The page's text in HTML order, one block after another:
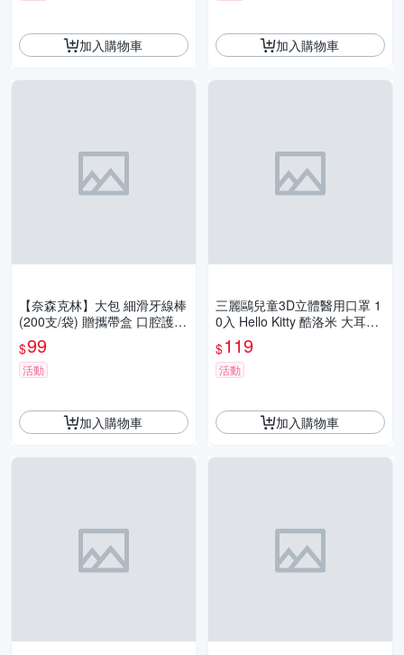
加入購物車 加入購物車
【奈森克林】大包 細滑牙線棒
(200支/袋) 贈攜帶盒 口腔護理
牙線 潔牙 輕鬆滑入齒縫 不卡
牙
$99
活動
加入購物車
三麗鷗兒童3D立體醫用口罩 1
0入 Hello Kitty 酷洛米 大耳狗
台灣製造 水舞生醫 親膚舒適
$119
活動
加入購物車